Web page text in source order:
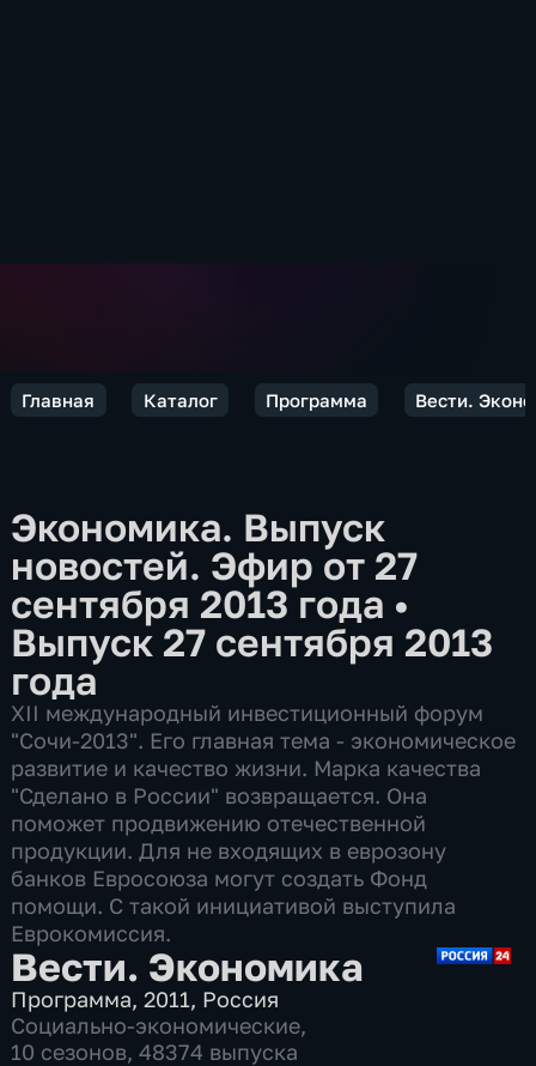
Главная Каталог Программа Вести.
Экономика. Выпуск
новостей. Эфир от 27
сентября 2013 года •
Выпуск 27 сентября 2013
года
XII международный инвестиционный форум
"Сочи-2013". Его главная тема - экономическое
развитие и качество жизни. Марка качества
"Сделано в России" возвращается. Она
поможет продвижению отечественной
продукции. Для не входящих в еврозону
банков Евросоюза могут создать Фонд
помощи. С такой инициативой выступила
Еврокомиссия.
Вести. Экономика
Программа,2011, Россия
Социально-экономические,
10 сезонов, 48374 выпуска